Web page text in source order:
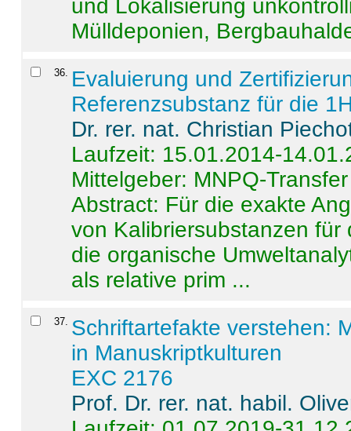
und Lokalisierung
Mülldeponien,
36. Evaluierung und
Referenzsubstanz für die
Dr. rer. nat. Christian
Laufzeit: 15.01.2014-
Mittelgeber: MNPQ-Transfer
Abstract: Für die exakte
von Kalibriersubstanzen
die organische
als relative prim ...
37. Schriftartefakte verstehen:
in Manuskriptkulturen
EXC 2176
Prof. Dr. rer. nat. habil.